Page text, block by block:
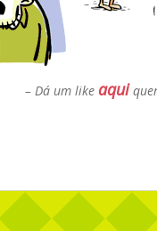
– Dá um like aqui